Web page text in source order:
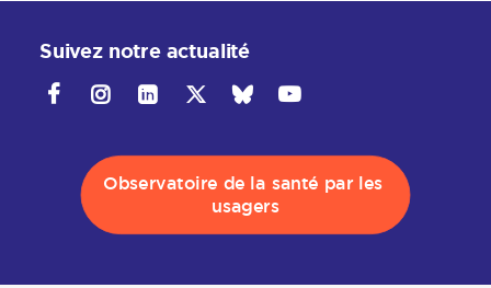
Suivez notre actualité
Observatoire de la santé par les
usagers